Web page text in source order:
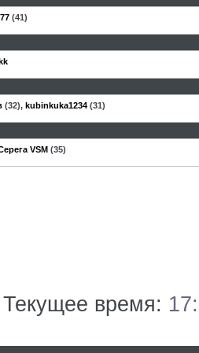
(41)
(32), kubinkuka1234 (31)
VSM (35)
Текущее время: